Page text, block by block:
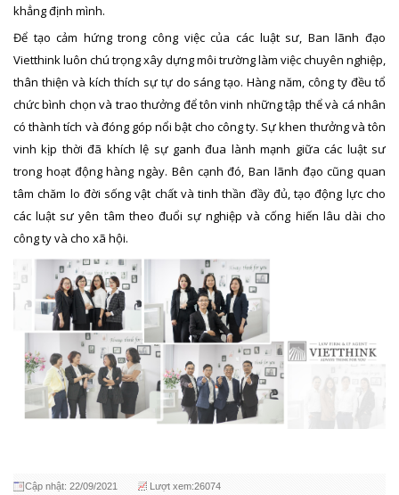
khẳng định mình.
Để tạo cảm hứng trong công việc của các luật sư, Ban lãnh đạo
Vietthink luôn chú trọng xây dựng môi trường làm việc chuyên nghiệp,
thân thiện và kích thích sự tự do sáng tạo. Hàng năm, công ty đều tổ
chức bình chọn và trao thưởng để tôn vinh những tập thể và cá nhân
có thành tích và đóng góp nổi bật cho công ty. Sự khen thưởng và tôn
vinh kịp thời đã khích lệ sự ganh đua lành mạnh giữa các luật sư
trong hoạt động hàng ngày. Bên cạnh đó, Ban lãnh đạo cũng quan
tâm chăm lo đời sống vật chất và tinh thần đầy đủ, tạo động lực cho
các luật sư yên tâm theo đuổi sự nghiệp và cống hiến lâu dài cho
công ty và cho xã hội.
Cập nhật: 22/09/2021 Lượt xem:26074